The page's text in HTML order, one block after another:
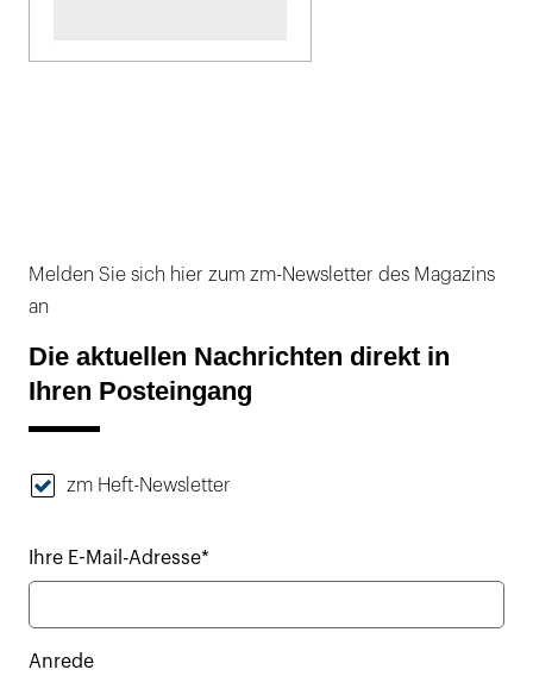
Melden Sie sich hier zum zm-Newsletter des Magazins
an
Die aktuellen Nachrichten direkt in
Ihren Posteingang
zm Heft-Newsletter
Ihre E-Mail-Adresse*
Anrede